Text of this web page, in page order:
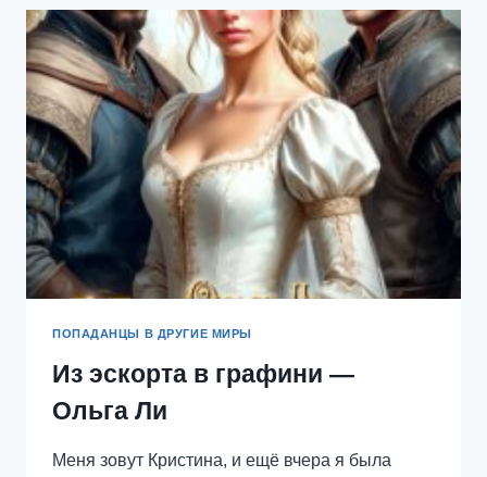
ПО-
ДРАКОНЬИ!
—
МАРГАРИТА
АБРАМОВА
ПОПАДАНЦЫ В ДРУГИЕ МИРЫ
Из эскорта в графини —
Ольга Ли
Меня зовут Кристина, и ещё вчера я была